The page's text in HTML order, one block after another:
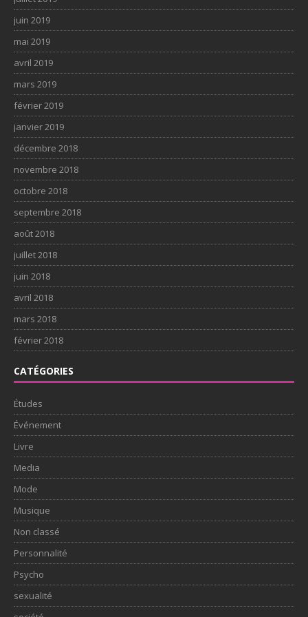
juin 2019
mai 2019
avril 2019
mars 2019
février 2019
janvier 2019
décembre 2018
novembre 2018
octobre 2018
septembre 2018
août 2018
juillet 2018
juin 2018
avril 2018
mars 2018
février 2018
CATÉGORIES
Études
Événement
Livre
Media
Mode
Musique
Non classé
Personnalité
Psycho
sexualité